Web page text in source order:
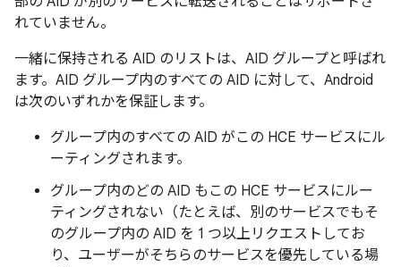
れていません。
一緒に保持される AID のリストは、AID グループと呼ばれ
ます。AID グループ内のすべての AID に対して、Android
は次のいずれかを保証します。
グループ内のすべての AID がこの HCE サービスにル
ーティングされます。
グループ内のどの AID もこの HCE サービスにルー
ティングされない（たとえば、別のサービスでもそ
のグループ内の AID を 1 つ以上リクエストしてお
り、ユーザーがそちらのサービスを優先している場